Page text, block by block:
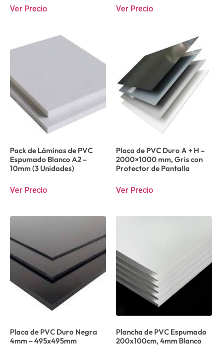
Ver Precio Ver Precio
Pack de Láminas de PVC
Espumado Blanco A2 –
10mm (3 Unidades)
Ver Precio
Placa de PVC Duro A + H –
2000×1000 mm, Gris con
Protector de Pantalla
Ver Precio
Placa de PVC Duro Negra
4mm – 495x495mm
Plancha de PVC Espumado
200x100cm, 4mm Blanco